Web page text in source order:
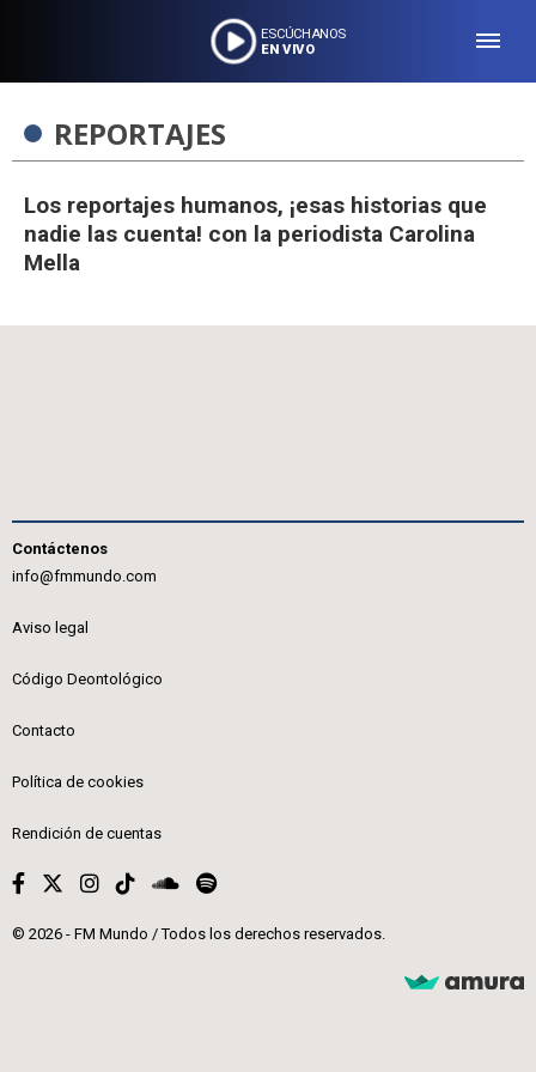
ESCÚCHANOS
EN VIVO
REPORTAJES
Los reportajes humanos, ¡esas historias que
nadie las cuenta! con la periodista Carolina
Mella
Contáctenos
info@fmmundo.com
Aviso legal
Código Deontológico
Contacto
Política de cookies
Rendición de cuentas
© 2026 - FM Mundo / Todos los derechos reservados.